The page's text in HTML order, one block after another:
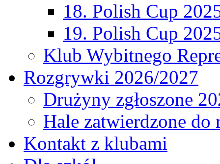
18. Polish Cup
19. Polish Cup
Klub Wybitnego
Rozgrywki 2026/2027
Drużyny zgłoszone
Hale zatwierdzone
Kontakt z klubami